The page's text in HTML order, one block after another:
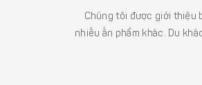
Chúng tôi được giới thiệu
nhiều ấn phẩm khác. Du